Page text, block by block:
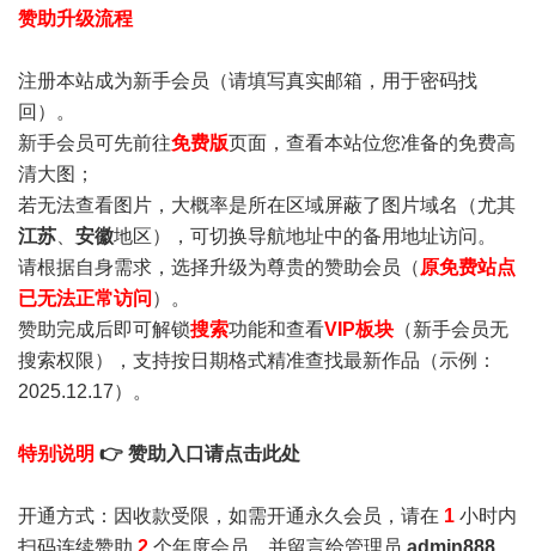
赞助升级流程
注册本站成为新手会员 （请填写真实邮箱，用于密码找
回）。
新手会员可先前往免费版页面，查看本站位您准备的免费高
清大图；
若无法查看图片，大概率是所在区域屏蔽了图片域名（尤其
江苏
安徽地区），可切换导航地址中的备用地址访问。
请根据自身需求，选择升级为尊贵的赞助会员（ 原免费站点
已无法正常访问 ）。
赞助完成后即可解锁搜索功能和查看VIP板块 （新手会员无
搜索权限），支持按日期格式精准查找最新作品（示例：
2025.12.17）。
特别说明 👉 赞助入口请点击此处
开通方式：因收款受限，如需开通永久会员，请在 1 小时内
扫码连续赞助 2 个年度会员，并留言给管理员 admin888